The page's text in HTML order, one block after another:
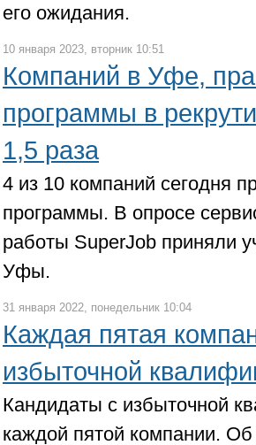
его ожидания.
10 января 2023, вторник 10:51
Компаний в Уфе,
программы в
1,5 раза
4 из 10 компаний сегодня
программы. В опросе
работы SuperJob приняли
Уфы.
31 января 2022, понедельник 10:04
Каждая пятая
избыточной
Кандидаты с избыточной
каждой пятой компании.